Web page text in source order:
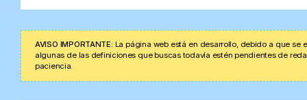
AVISO IMPORTANTE: La página web está en desarrollo, debido a que
algunas de las definiciones que buscas todavía estén pendientes de
paciencia.